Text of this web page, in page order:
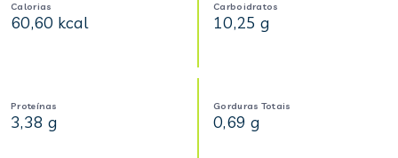
Calorias
60,60 kcal
Carboidratos
10,25 g
Proteínas
3,38 g
Gorduras Totais
0,69 g